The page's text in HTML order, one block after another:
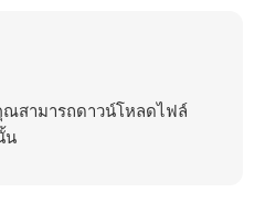
สามารถดาวน์โหลดไฟล์
น